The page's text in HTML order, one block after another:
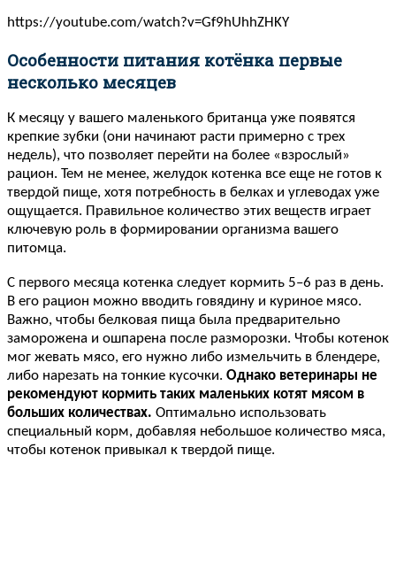
https://youtube.com/watch?v=Gf9hUhhZHKY
Особенности питания котёнка первые
несколько месяцев
К месяцу у вашего маленького британца уже появятся
крепкие зубки (они начинают расти примерно с трех
недель), что позволяет перейти на более «взрослый»
рацион. Тем не менее, желудок котенка все еще не готов к
твердой пище, хотя потребность в белках и углеводах уже
ощущается. Правильное количество этих веществ играет
ключевую роль в формировании организма вашего
питомца.
С первого месяца котенка следует кормить 5–6 раз в день.
В его рацион можно вводить говядину и куриное мясо.
Важно, чтобы белковая пища была предварительно
заморожена и ошпарена после разморозки. Чтобы котенок
мог жевать мясо, его нужно либо измельчить в блендере,
либо нарезать на тонкие кусочки. Однако ветеринары не
рекомендуют кормить таких маленьких котят мясом в
больших количествах. Оптимально использовать
специальный корм, добавляя небольшое количество мяса,
чтобы котенок привыкал к твердой пище.